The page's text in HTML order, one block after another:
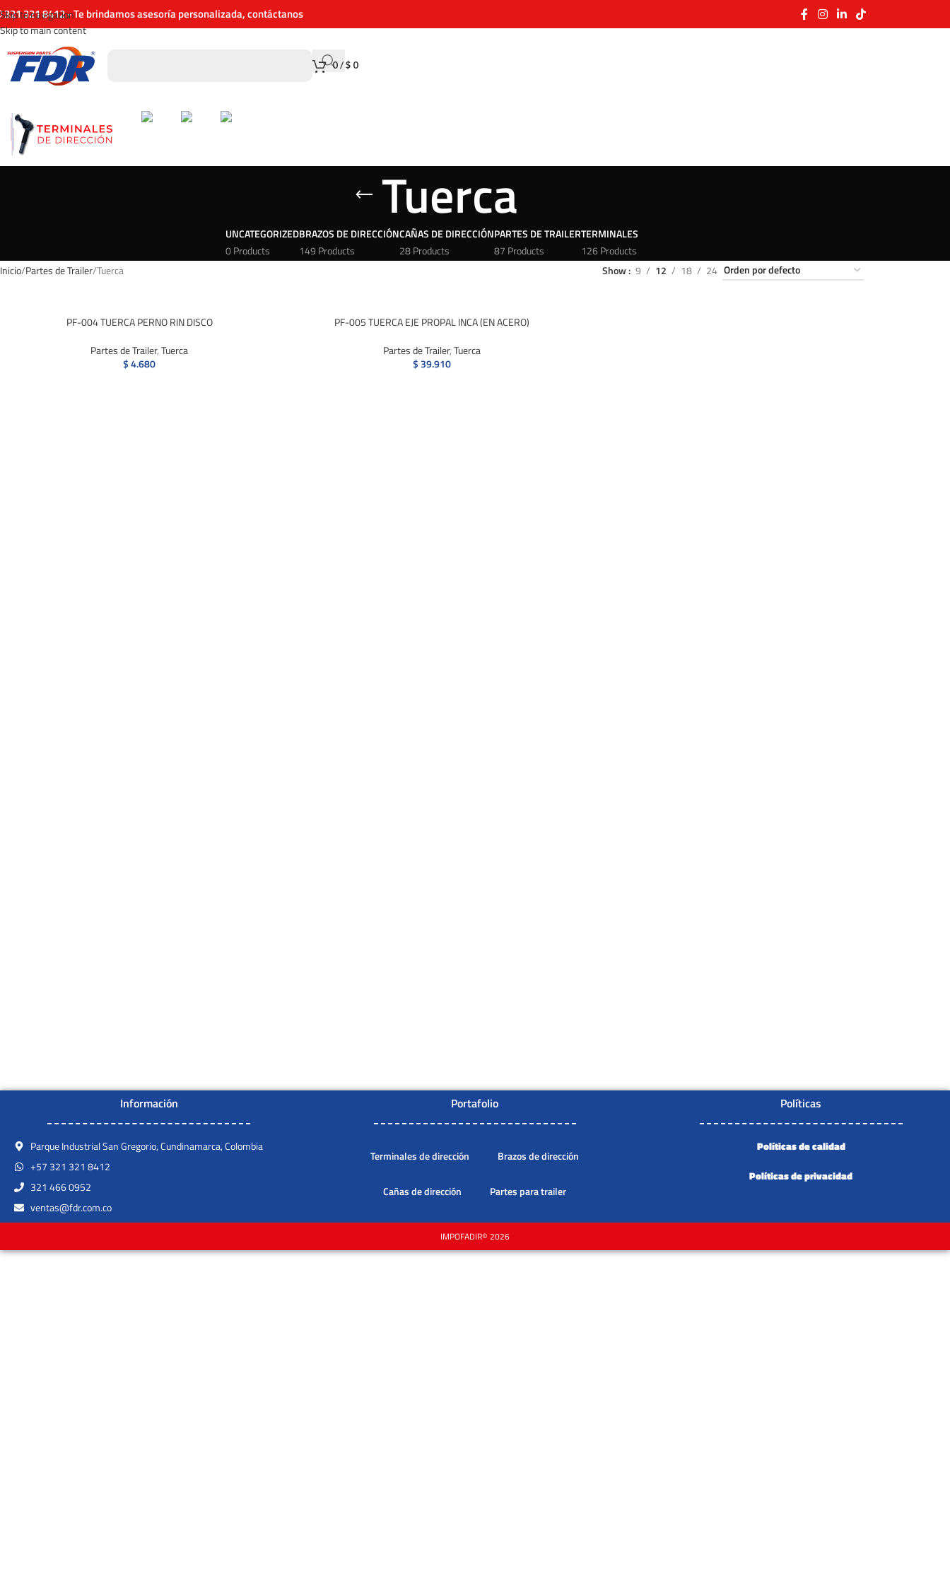
Skip to navigation
Skip to main content
321 321 8412 - Te brindamos asesoría personalizada, contáctanos
0/ $ 0
Tuerca
UNCATEGORIZED
0 Products
BRAZOS DE DIRECCIÓN
149 Products
CAÑAS DE DIRECCIÓN
28 Products
PARTES DE TRAILER
87 Products
TERMINALES
126 Products
Inicio Partes de Trailer Tuerca Show 9 12 18 24
PF-004 TUERCA PERNO RIN DISCO
Partes de Trailer,Tuerca
$4.680
PF-005 TUERCA EJE PROPAL INCA (EN ACERO)
Partes de Trailer,Tuerca
$39.910
Información
Parque Industrial San Gregorio, Cundinamarca, Colombia
+57 321 321 8412
321 466 0952
ventas@fdr.com.co
Portafolio
Terminales de dirección Brazos de dirección
Cañas de dirección Partes para trailer
Políticas
Políticas de calidad
Políticas de privacidad
IMPOFADIR© 2026